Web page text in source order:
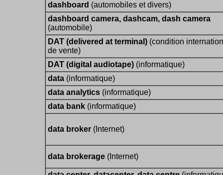
dashboard (automobiles et divers)
dashboard camera, dashcam, dash camera
(automobile)
DAT (delivered at terminal) (condition
de vente)
DAT (digital audiotape) (informatique)
data (informatique)
data analytics (informatique)
data bank (informatique)
data broker (Internet)
data brokerage (Internet)